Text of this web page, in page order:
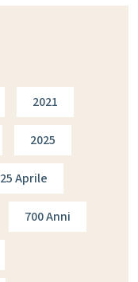
2021
2025
25 Aprile
700 Anni